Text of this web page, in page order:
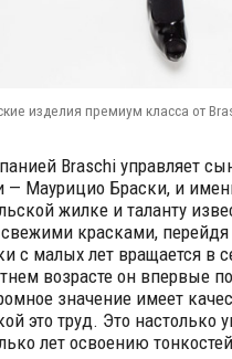
изделия премиум класса от
Braschi управляет
— Маурицио Браски, и
жилке и таланту
свежими красками,
с малых лет вращается в
возрасте он впервые
значение имеет
это труд. Это настолько
лет освоению